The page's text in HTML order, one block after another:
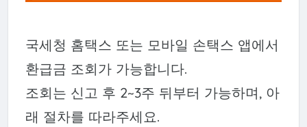
국세청 홈택스 또는 모바일 손택스 앱에서
환급금 조회가 가능합니다.
조회는 신고 후 2~3주 뒤부터 가능하며, 아
래 절차를 따라주세요.